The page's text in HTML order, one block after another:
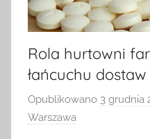
Rola hurtowni
łańcuchu
Opublikowano 3 grudnia
Warszawa